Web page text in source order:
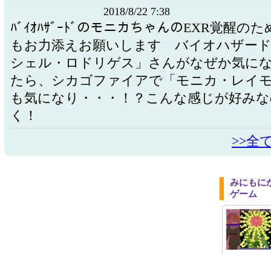
2018/8/22 7:38
ﾊﾞｲｵﾊｻﾞｰﾄﾞのモニカちゃんのEXR覚醒の
もお力添えお願いします バイオハザー
シェル・ロドリゲス」さんがなぜか気に
たら、シカゴファイアで「モニカ・レイ
も気になり・・・！？こんな感じが好み
く！
>>全
みにもに
ゲーム